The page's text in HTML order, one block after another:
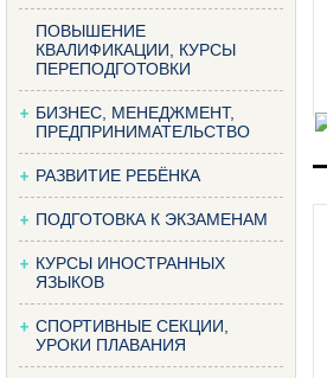
ПОВЫШЕНИЕ
КВАЛИФИКАЦИИ, КУРСЫ
ПЕРЕПОДГОТОВКИ
БИЗНЕС, МЕНЕДЖМЕНТ,
ПРЕДПРИНИМАТЕЛЬСТВО
РАЗВИТИЕ РЕБЁНКА
ПОДГОТОВКА К ЭКЗАМЕНАМ
КУРСЫ ИНОСТРАННЫХ
ЯЗЫКОВ
СПОРТИВНЫЕ СЕКЦИИ,
УРОКИ ПЛАВАНИЯ